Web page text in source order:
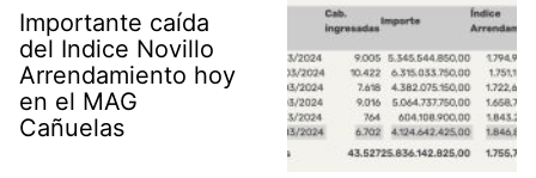
Importante caída
del Indice Novillo
Arrendamiento hoy
en el MAG
Cañuelas